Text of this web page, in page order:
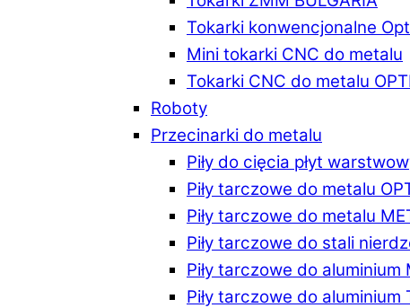
Tokarki konwencjonalne
Mini tokarki CNC do metalu
Tokarki CNC do metalu
Roboty
Przecinarki do metalu
Piły do cięcia płyt
Piły tarczowe do metalu
Piły tarczowe do metalu
Piły tarczowe do stali
Piły tarczowe do aluminium
Piły tarczowe do aluminium